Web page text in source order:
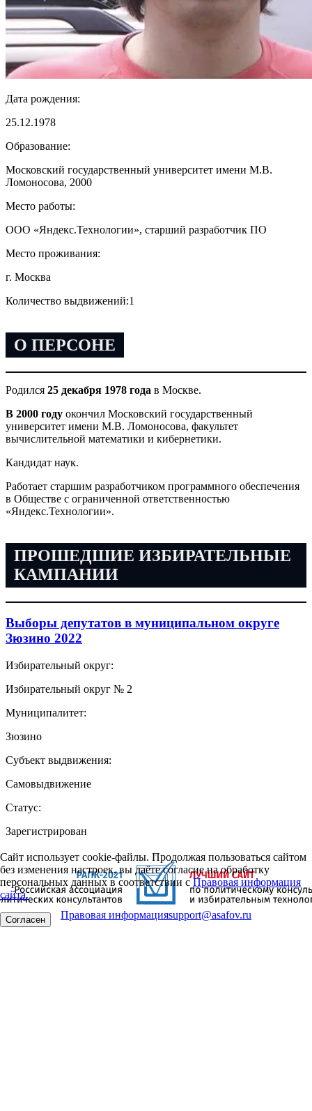
Дата рождения:
25.12.1978
Образование:
Московский государственный университет имени М.В.
Ломоносова, 2000
Место работы:
ООО «Яндекс.Технологии», старший разработчик ПО
Место проживания:
г. Москва
Количество выдвижений:1
О ПЕРСОНЕ
Родился 25 декабря 1978 года в Москве.
В 2000 году окончил Московский государственный
университет имени М.В. Ломоносова, факультет
вычислительной математики и кибернетики.
Кандидат наук.
Работает старшим разработчиком программного обеспечения
в Обществе с ограниченной ответственностью
«Яндекс.Технологии».
ПРОШЕДШИЕ ИЗБИРАТЕЛЬНЫЕ
КАМПАНИИ
Выборы депутатов в муниципальном округе
Зюзино 2022
Избирательный округ:
Избирательный округ № 2
Муниципалитет:
Зюзино
Субъект выдвижения:
Самовыдвижение
Статус:
Зарегистрирован
Сайт использует cookie-файлы. Продолжая пользоваться сайтом
без изменения настроек, вы даёте согласие на обработку
персональных данных в соответствии сПравовая информация
сайта.
Согласен Правовая информацияsupport@asafov.ru